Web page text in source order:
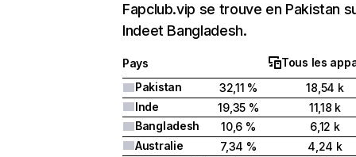
Fapclub.vip se trouve en Pakistan
Indeet Bangladesh.
Pays
Tous les
Pakistan
32,11 %
18,54 k
Inde
19,35 %
11,18 k
Bangladesh
10,6 %
6,12 k
Australie
7,34 %
4,24 k